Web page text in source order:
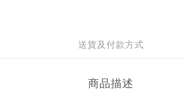
送貨及付款方式
商品描述